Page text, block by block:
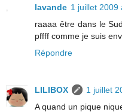
lavande 1 juillet 2009
raaaa être dans le
pffff comme je suis
Répondre
LILIBOX
1 juillet
A quand un pique